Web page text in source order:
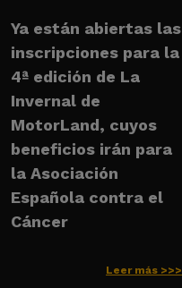
Ya están abiertas las
inscripciones para la
4ª edición de La
Invernal de
MotorLand, cuyos
beneficios irán para
la Asociación
Española contra el
Cáncer
Leer más >>>